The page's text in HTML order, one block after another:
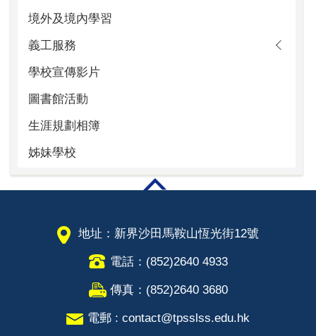
境外及境內學習
義工服務
學校宣傳影片
圖書館活動
生涯規劃相簿
姊妹學校
地址：新界沙田馬鞍山恆光街12號
電話：(852)2640 4933
傳真：(852)2640 3680
電郵 : contact@tpsslss.edu.hk